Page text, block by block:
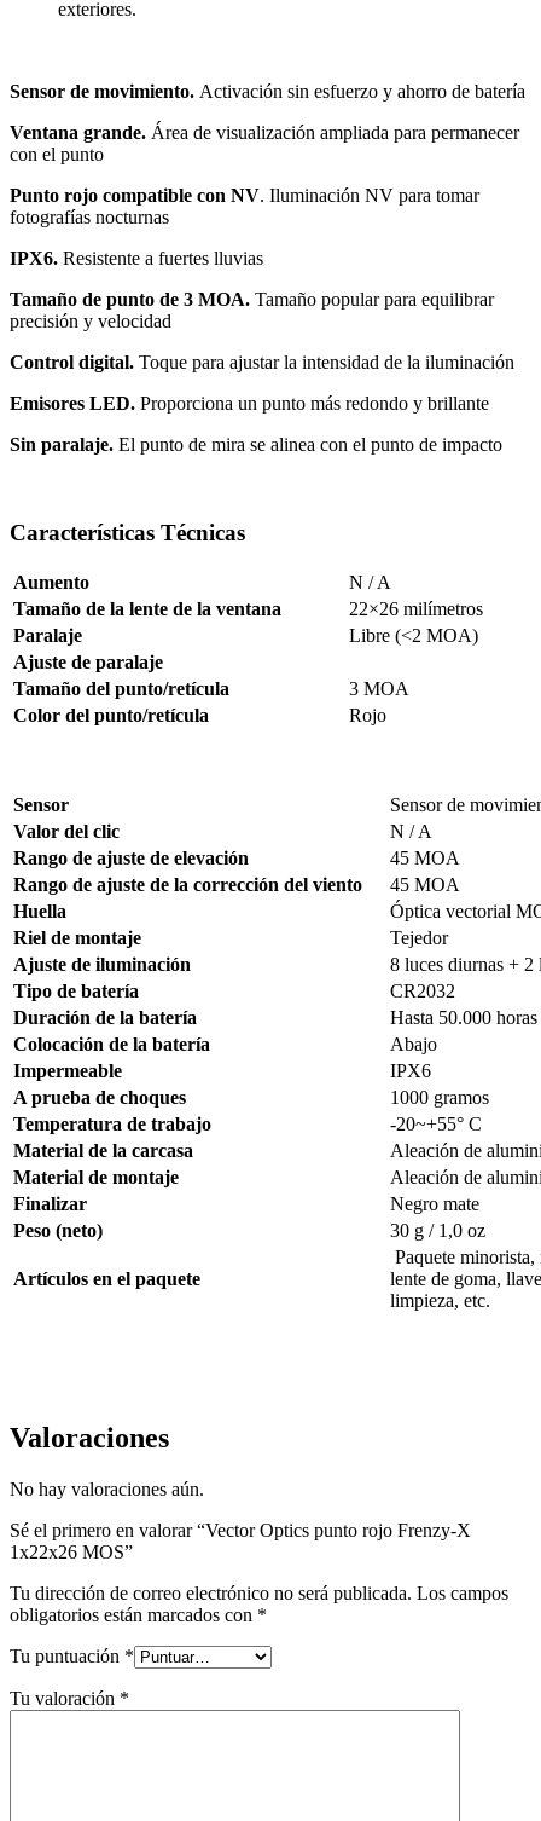
exteriores.
Sensor de movimiento. Activación sin esfuerzo y ahorro de batería
Ventana grande. Área de visualización ampliada para permanecer
con el punto
Punto rojo compatible con NV. Iluminación NV para tomar
fotografías nocturnas
IPX6. Resistente a fuertes lluvias
Tamaño de punto de 3 MOA. Tamaño popular para equilibrar
precisión y velocidad
Control digital. Toque para ajustar la intensidad de la iluminación
Emisores LED. Proporciona un punto más redondo y brillante
Sin paralaje. El punto de mira se alinea con el punto de impacto
Características Técnicas
Aumento
N / A
Tamaño de la lente de la ventana
22×26 milímetros
Paralaje
Libre (<2 MOA)
Ajuste de paralaje
Tamaño del punto/retícula
3 MOA
Color del punto/retícula
Rojo
Sensor
Sensor de
Valor del clic
N / A
Rango de ajuste de elevación
45 MOA
Rango de ajuste de la corrección del viento
45 MOA
Huella
Óptica vectorial
Riel de montaje
Tejedor
Ajuste de iluminación
8 luces diurnas + 2
Tipo de batería
CR2032
Duración de la batería
Hasta 50.000 horas
Colocación de la batería
Abajo
Impermeable
IPX6
A prueba de choques
1000 gramos
Temperatura de trabajo
-20~+55° C
Material de la carcasa
Aleación de
Material de montaje
Aleación de
Finalizar
Negro mate
Peso (neto)
30 g / 1,0 oz
Artículos en el paquete
Paquete
lente de goma,
limpieza, etc.
Valoraciones
No hay valoraciones aún.
Sé el primero en valorar “Vector Optics punto rojo Frenzy-X
1x22x26 MOS”
Tu dirección de correo electrónico no será publicada. Los campos
obligatorios están marcados con *
Tu puntuación *
Tu valoración *